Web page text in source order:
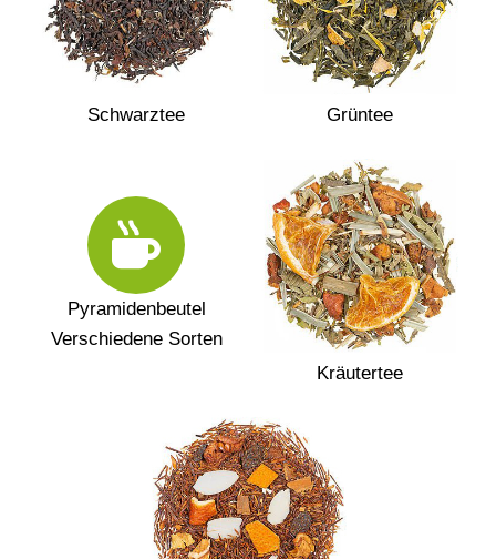
Schwarztee Grüntee
Pyramidenbeutel
Verschiedene Sorten
Kräutertee